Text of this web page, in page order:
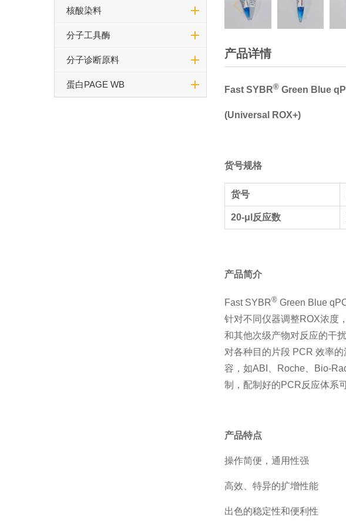
核酸染料
分子工具酶
分子诊断原料
蛋白PAGE WB
产品详情
Fast SYBR® Green Blue
(Universal ROX+)
货号规格
货号
20-μl 反应数
产品简介
Fast SYBR® Green Blue
针对不同仪器调整ROX浓度
和其他次级产物对反应的干
对各种目的片段 PCR 效率
容，如ABI、Roche、Bio-
制，配制好的PCR反应体系
产品特点
操作简便，通用性强
高效、特异的扩增性能
出色的稳定性和便利性